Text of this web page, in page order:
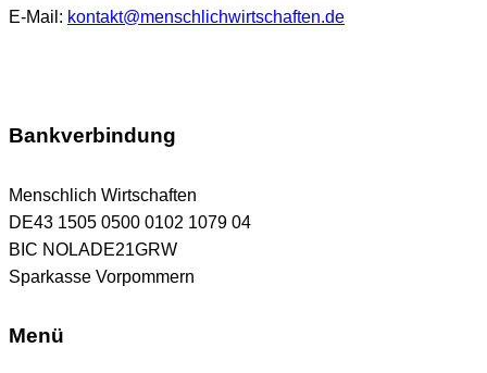
E-Mail: kontakt@menschlichwirtschaften.de
Bankverbindung
Menschlich Wirtschaften
DE43 1505 0500 0102 1079 04
BIC NOLADE21GRW
Sparkasse Vorpommern
Menü